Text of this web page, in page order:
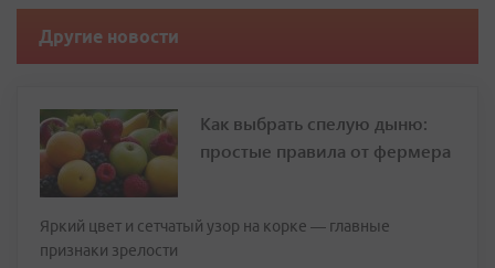
Другие новости
Как выбрать спелую дыню:
простые правила от фермера
Яркий цвет и сетчатый узор на корке — главные
признаки зрелости